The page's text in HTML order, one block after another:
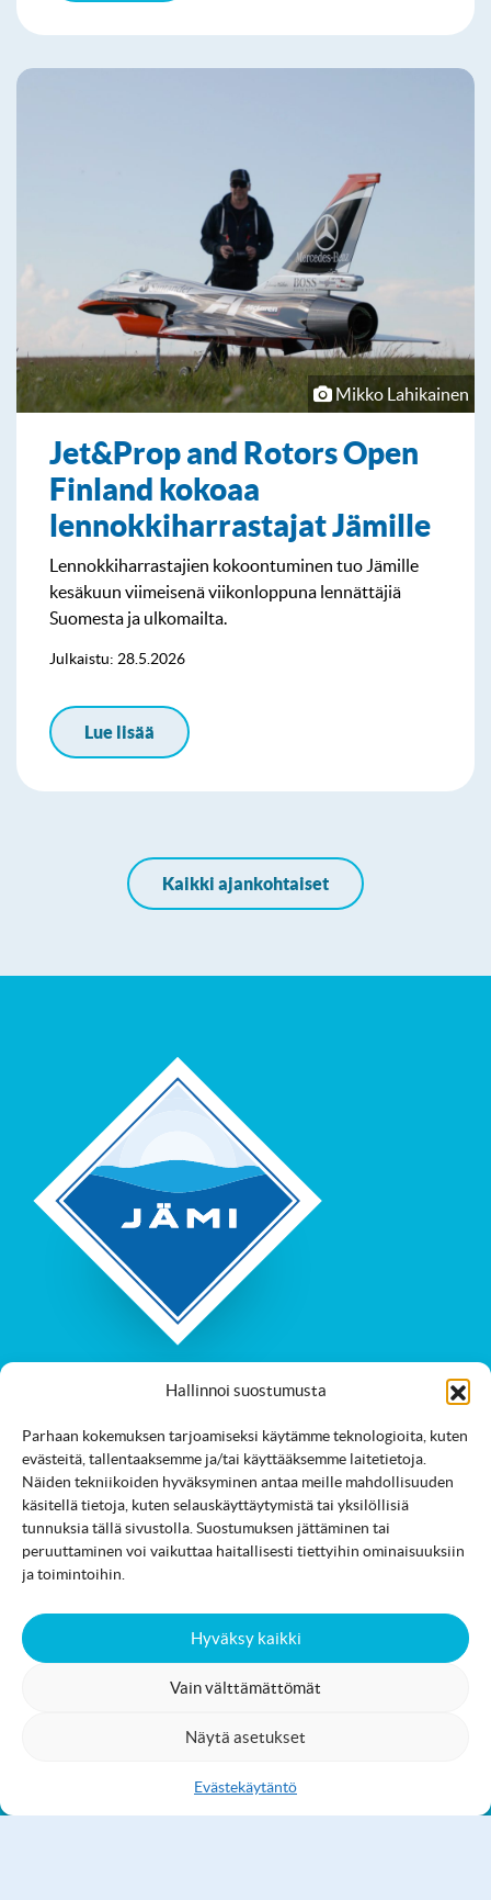
Hallinnoi suostumusta
Parhaan kokemuksen tarjoamiseksi käytämme teknologioita, kuten
evästeitä, tallentaaksemme ja/tai käyttääksemme laitetietoja.
Näiden tekniikoiden hyväksyminen antaa meille mahdollisuuden
käsitellä tietoja, kuten selauskäyttäytymistä tai yksilöllisiä
tunnuksia tällä sivustolla. Suostumuksen jättäminen tai
peruuttaminen voi vaikuttaa haitallisesti tiettyihin ominaisuuksiin
ja toimintoihin.
Hyväksy kaikki
Vain välttämättömät
Näytä asetukset
Evästekäytäntö
Mikko Lahikainen
Jet&Prop and Rotors Open
Finland kokoaa
lennokkiharrastajat Jämille
Lennokkiharrastajien kokoontuminen tuo Jämille
kesäkuun viimeisenä viikonloppuna lennättäjiä
Suomesta ja ulkomailta.
Julkaistu: 28.5.2026
Lue lisää
Kaikki ajankohtaiset
Tapahtumia, elämyksiä ja hyvinvointia
KIIREEN YLÄPUOLELLA
Jami.fi-sivuston ylläpidosta ja kehittämisestä vastaa
Jämijärven kunta
Aktiviteetit Luonto Tapahtumat